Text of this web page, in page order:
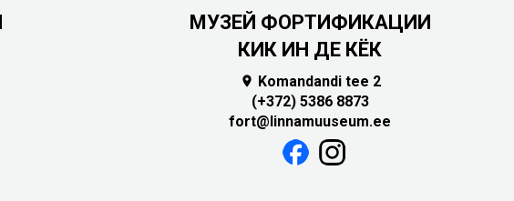
МУЗЕЙ ФОРТИФИКАЦИИ
КИК ИН ДЕ КЁК
 Komandandi tee 2
(+372) 5386 8873
fort@linnamuuseum.ee